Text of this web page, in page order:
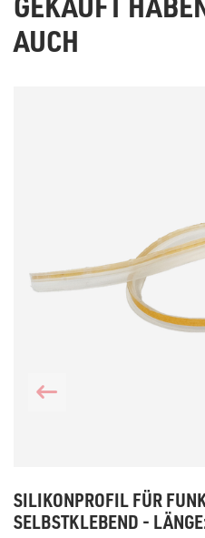
AUCH
SILIKONPROFIL FÜR
SELBSTKLEBEND -